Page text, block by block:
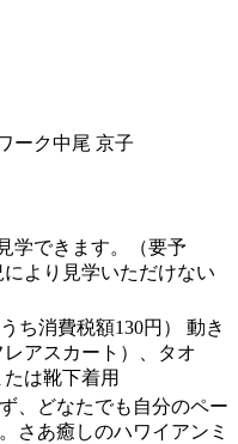
ーク中尾 京子
学できます。（要予
より見学いただけない
ち消費税額130円） 動き
アスカート）、タオ
は靴下着用
、どなたでも自分のペー
さあ癒しのハワイアンミ